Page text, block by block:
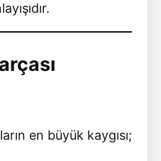
en büyük kaygısı;